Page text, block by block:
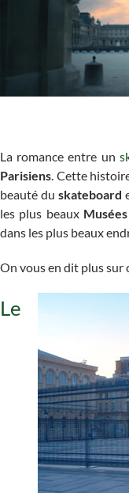
La romance entre un
Parisiens. Cette
beauté du skateboard
les plus beaux
dans les plus beaux
On vous en dit plus sur
Le